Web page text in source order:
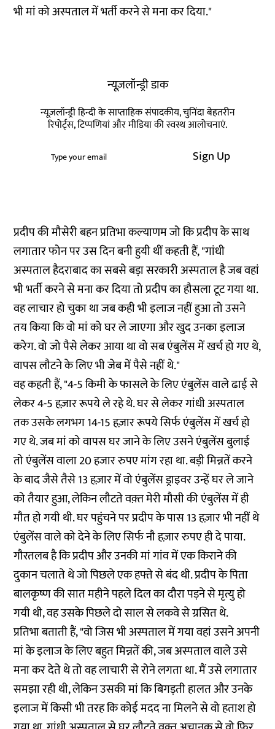
भी मां को अस्पताल में भर्ती करने से मना कर दिया."
न्यूज़लॉन्ड्री डाक
न्यूज़लॉन्ड्री हिन्दी के साप्ताहिक संपादकीय, चुनिंदा बेहतरीन
रिपोर्ट्स, टिप्पणियां और मीडिया की स्वस्थ आलोचनाएं.
Sign Up
प्रदीप की मौसेरी बहन प्रतिभा कल्याणम जो कि प्रदीप के साथ
लगातार फोन पर उस दिन बनी हुयी थीं कहती हैं, "गांधी
अस्पताल हैदराबाद का सबसे बड़ा सरकारी अस्पताल है जब वहां
भी भर्ती करने से मना कर दिया तो प्रदीप का हौसला टूट गया था.
वह लाचार हो चुका था जब कही भी इलाज नहीं हुआ तो उसने
तय किया कि वो मां को घर ले जाएगा और खुद उनका इलाज
करेग. वो जो पैसे लेकर आया था वो सब एंबुलेंस में खर्च हो गए थे,
वापस लौटने के लिए भी जेब में पैसे नहीं थे."
वह कहती हैं, "4-5 किमी के फासले के लिए एंबुलेंस वाले ढाई से
लेकर 4-5 हज़ार रूपये ले रहे थे. घर से लेकर गांधी अस्पताल
तक उसके लगभग 14-15 हज़ार रूपये सिर्फ एंबुलेंस में खर्च हो
गए थे. जब मां को वापस घर जाने के लिए उसने एंबुलेंस बुलाई
तो एंबुलेंस वाला 20 हजार रुपए मांग रहा था. बड़ी मिन्नतें करने
के बाद जैसे तैसे 13 हज़ार में वो एंबुलेंस ड्राइवर उन्हें घर ले जाने
को तैयार हुआ, लेकिन लौटते वक़्त मेरी मौसी की एंबुलेंस में ही
मौत हो गयी थी. घर पहुंचने पर प्रदीप के पास 13 हज़ार भी नहीं थे
एंबुलेंस वाले को देने के लिए सिर्फ नौ हज़ार रुपए ही दे पाया.
गौरतलब है कि प्रदीप और उनकी मां गांव में एक किराने की
दुकान चलाते थे जो पिछले एक हफ्ते से बंद थी. प्रदीप के पिता
बालकृष्ण की सात महीने पहले दिल का दौरा पड़ने से मृत्यु हो
गयी थी, वह उसके पिछले दो साल से लकवे से ग्रसित थे.
प्रतिभा बताती हैं, "वो जिस भी अस्पताल में गया वहां उसने अपनी
मां के इलाज के लिए बहुत मिन्नतें की, जब अस्पताल वाले उसे
मना कर देते थे तो वह लाचारी से रोने लगता था. मैं उसे लगातार
समझा रही थी, लेकिन उसकी मां कि बिगड़ती हालत और उनके
इलाज में किसी भी तरह कि कोई मदद ना मिलने से वो हताश हो